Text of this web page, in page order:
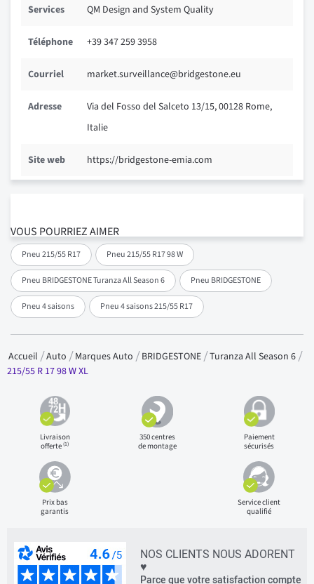
VOUS POURRIEZ AIMER
Pneu 215/55 R17 Pneu 215/55 R17 98 W
Pneu BRIDGESTONE Turanza All Season 6 Pneu BRIDGESTONE
Pneu 4 saisons Pneu 4 saisons 215/55 R17
Services QM Design and System Quality
Téléphone +39 347 259 3958
Courriel market.surveillance@bridgestone.eu
Adresse
Via del Fosso del Salceto 13/15, 00128 Rome,
Italie
Site web https://bridgestone-emia.com
Accueil Auto Marques Auto BRIDGESTONE Turanza All Season 6
215/55 R 17 98 W XL
Livraison
offerte(1)
350 centres
de montage
Paiement
sécurisés
Prix bas
garantis
Service client
qualifié
NOS CLIENTS NOUS ADORENT
♥
Parce que votre satisfaction compte